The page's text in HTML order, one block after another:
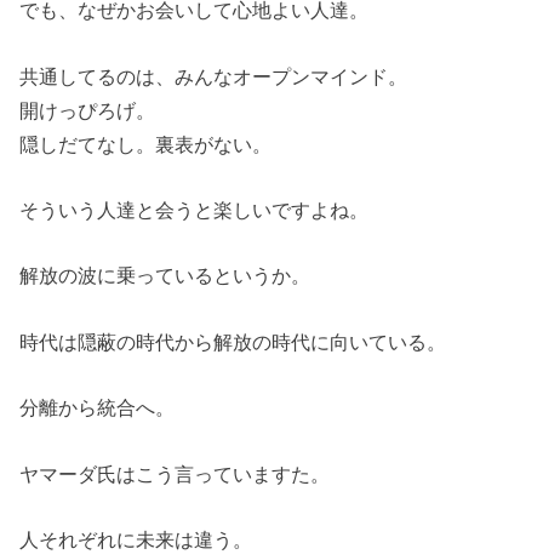
でも、なぜかお会いして心地よい人達。
共通してるのは、みんなオープンマインド。
開けっぴろげ。
隠しだてなし。裏表がない。
そういう人達と会うと楽しいですよね。
解放の波に乗っているというか。
時代は隠蔽の時代から解放の時代に向いている。
分離から統合へ。
ヤマーダ氏はこう言っていますた。
人それぞれに未来は違う。